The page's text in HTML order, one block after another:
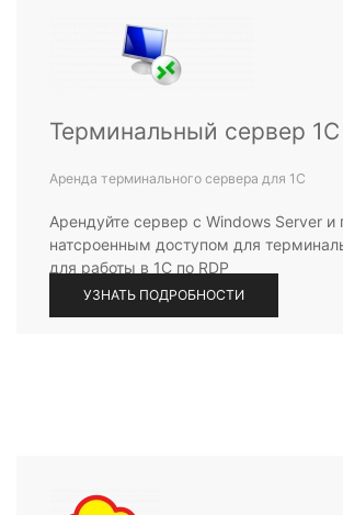
Терминальный сервер 1С
Аренда терминального сервера для 1С
Арендуйте сервер с Windows Server и
натсроенным доступом для
для работы в 1С по RDP
УЗНАТЬ ПОДРОБНОСТИ